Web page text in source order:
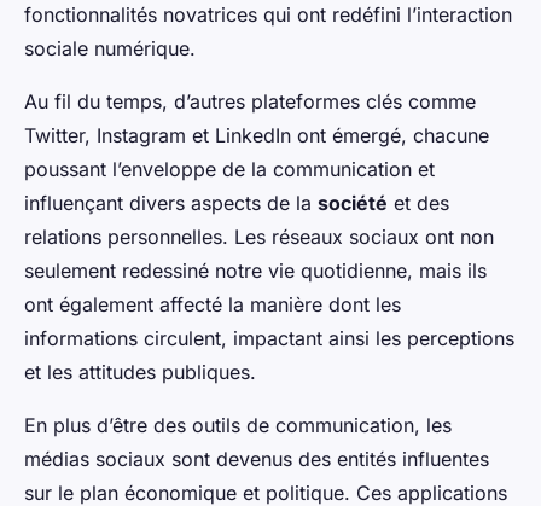
fonctionnalités novatrices qui ont redéfini l’interaction
sociale numérique.
Au fil du temps, d’autres plateformes clés comme
Twitter, Instagram et LinkedIn ont émergé, chacune
poussant l’enveloppe de la communication et
influençant divers aspects de la société et des
relations personnelles. Les réseaux sociaux ont non
seulement redessiné notre vie quotidienne, mais ils
ont également affecté la manière dont les
informations circulent, impactant ainsi les perceptions
et les attitudes publiques.
En plus d’être des outils de communication, les
médias sociaux sont devenus des entités influentes
sur le plan économique et politique. Ces applications